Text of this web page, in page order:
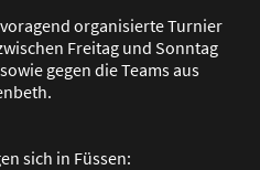
organisierte Turnier
Freitag und Sonntag
gegen die Teams aus
sich in Füssen: